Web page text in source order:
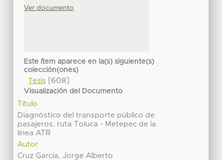
Ver documento
Este ítem aparece en la(s) siguiente(s)
colección(ones)
Tesis[608]
Visualización del Documento
Título
Diagnóstico del transporte público de
pasajeros, ruta Toluca - Metepec de la
linea ATR
Autor
Cruz García, Jorge Alberto